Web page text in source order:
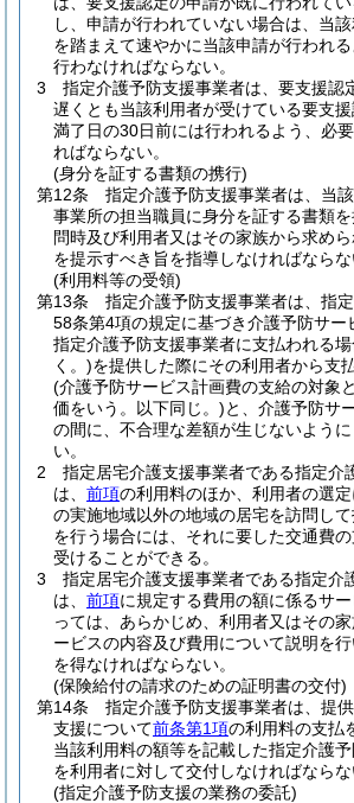
し、申請が行われていない場合は、当
を踏まえて速やかに当該申請が行われ
行わなければならない。
3
指定介護予防支援事業者は、要支援認
遅くとも当該利用者が受けている要支
満了日の30日前には行われるよう、必
ればならない。
(身分を証する書類の携行)
第12条
指定介護予防支援事業者は、当
事業所の担当職員に身分を証する書類
問時及び利用者又はその家族から求め
を提示すべき旨を指導しなければならな
(利用料等の受領)
第13条
指定介護予防支援事業者は、指
58条第4項の規定に基づき介護予防サー
指定介護予防支援事業者に支払われる
く。)を提供した際にその利用者から支
(介護予防サービス計画費の支給の対象
価をいう。以下同じ。)と、介護予防サ
の間に、不合理な差額が生じないよう
い。
2
指定居宅介護支援事業者である指定介
は、 前項の利用料のほか、利用者の選
の実施地域以外の地域の居宅を訪問し
を行う場合には、それに要した交通費
受けることができる。
3
指定居宅介護支援事業者である指定介
は、 前項に規定する費用の額に係るサ
っては、あらかじめ、利用者又はその
ービスの内容及び費用について説明を
を得なければならない。
(保険給付の請求のための証明書の交付)
第14条
指定介護予防支援事業者は、提
支援について前条第1項の利用料の支払
当該利用料の額等を記載した指定介護
を利用者に対して交付しなければならな
(指定介護予防支援の業務の委託)